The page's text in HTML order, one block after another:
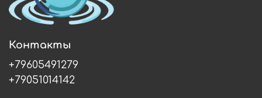
Контакты
+79605491279
+79051014142